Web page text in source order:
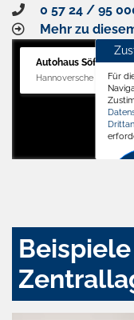
0 57 24 / 95
Mehr zu
Autohaus Söffker
Hannoversche Str. 34,
Für